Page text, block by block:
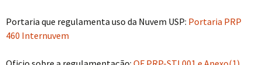
Portaria que regulamenta uso da Nuvem USP: Portaria PRP
460 Internuvem